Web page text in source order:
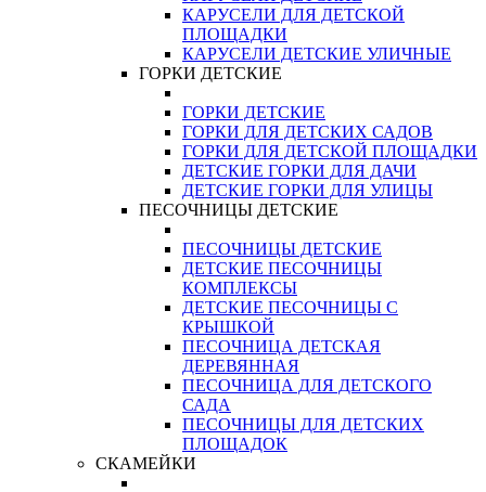
КАРУСЕЛИ ДЛЯ ДЕТСКОЙ
ПЛОЩАДКИ
КАРУСЕЛИ ДЕТСКИЕ УЛИЧНЫЕ
ГОРКИ ДЕТСКИЕ
ГОРКИ ДЕТСКИЕ
ГОРКИ ДЛЯ ДЕТСКИХ САДОВ
ГОРКИ ДЛЯ ДЕТСКОЙ ПЛОЩАДКИ
ДЕТСКИЕ ГОРКИ ДЛЯ ДАЧИ
ДЕТСКИЕ ГОРКИ ДЛЯ УЛИЦЫ
ПЕСОЧНИЦЫ ДЕТСКИЕ
ПЕСОЧНИЦЫ ДЕТСКИЕ
ДЕТСКИЕ ПЕСОЧНИЦЫ
КОМПЛЕКСЫ
ДЕТСКИЕ ПЕСОЧНИЦЫ С
КРЫШКОЙ
ПЕСОЧНИЦА ДЕТСКАЯ
ДЕРЕВЯННАЯ
ПЕСОЧНИЦА ДЛЯ ДЕТСКОГО
САДА
ПЕСОЧНИЦЫ ДЛЯ ДЕТСКИХ
ПЛОЩАДОК
СКАМЕЙКИ